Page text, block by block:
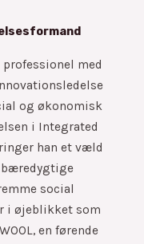
med
og økonomisk
i Integrated
han et væld
social
i øjeblikket som
en førende